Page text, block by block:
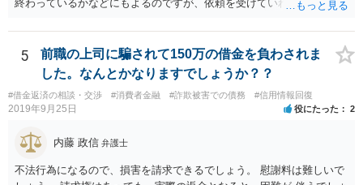
りませんが，官報をチェックしている人はほとんどいないと思われる
ため，知られる可能性は低いと思います。なお，戸籍などに載るので
はないかと心配される方がおられますが，そのようなことはありませ
ん。 ＜個人再生のデメリット＞ ・借金が減額されるとはいえ，３年～
５年間は返済を継続する必要がある。 ・所有している財産の価値が大
きい場合，借金が減らない場合がある。 ＜自己破産のデメリット＞ ・
借金の理由が問われ，場合によっては破産が認められない。 ・所有し
きない。 【③の回答】 ３０万円～６０万円程度かと思います。 弁護
て支払いのスケジュールを決めます。 なお，ご依頼後は借金を返済す
終わっているかなどにもよるのですが、依頼を受けていれば責任が発
険信号・異常信号と思って頂いて結構です。 もし、新しく依頼をされ
る場合は、 スケジュール感を確認してみてください。 ①●月●日受任
通知発送→②１～２か月で返答かえってくる。報告書作成しはじめる
→③さらに１カ月程度をめどに裁判所に破産申立て など教えてくれる
と思います（個人破産で破産費用も確保できている場合の例示なの
で、法人や積み立てが必要な場合はまた変わります。）
5
前職の上司に騙されて150万の借金を負わされま
した。なんとかなりますでしょうか？？
#借金返済の相談・交渉 #消費者金融 #詐欺被害での債務 #信用情報回復
2019年9月25日 役にたった 2
内藤 政信 弁護士
不法行為になるので、損害を請求できるでしょう。 慰謝料は難しいで